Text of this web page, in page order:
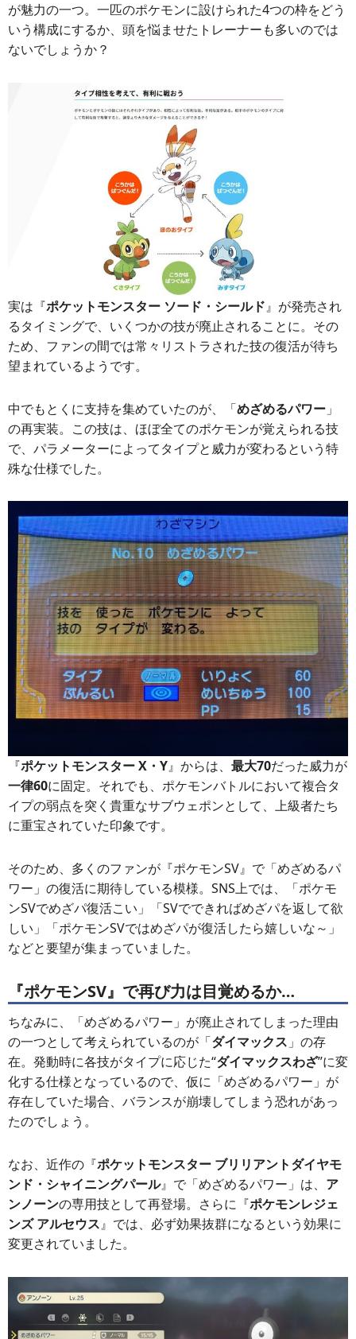
が魅力の一つ。一匹のポケモンに設けられた4つの枠をどう
いう構成にするか、頭を悩ませたトレーナーも多いのでは
ないでしょうか？
実は『ポケットモンスター ソード・シールド』が発売され
るタイミングで、いくつかの技が廃止されることに。その
ため、ファンの間では常々リストラされた技の復活が待ち
望まれているようです。
中でもとくに支持を集めていたのが、「めざめるパワー 」
の再実装。この技は、ほぼ全てのポケモンが覚えられる技
で、パラメーターによってタイプと威力が変わるという特
殊な仕様でした。
『ポケットモンスター X・Y』からは、 最大70だった威力が
一律60に固定。それでも、ポケモンバトルにおいて複合タ
イプの弱点を突く貴重なサブウェポンとして、上級者たち
に重宝されていた印象です。
そのため、多くのファンが『ポケモンSV』で「めざめるパ
ワー」の復活に期待している模様。SNS上では、「ポケモ
ンSVでめざパ復活こい」「SVでできればめざパを返して欲
しい」「ポケモンSVではめざパが復活したら嬉しいな～」
などと要望が集まっていました。
『ポケモンSV』で再び力は目覚めるか…
ちなみに、「めざめるパワー」が廃止されてしまった理由
の一つとして考えられているのが「ダイマックス 」の存
在。発動時に各技がタイプに応じた“ダイマックスわざ”に変
化する仕様となっているので、仮に「めざめるパワー」が
存在していた場合、バランスが崩壊してしまう恐れがあっ
たのでしょう。
なお、近作の『ポケットモンスター ブリリアントダイヤモ
ンド・シャイニングパール』で「めざめるパワー」は、 ア
ンノーンの専用技として再登場。さらに『ポケモンレジェ
ンズ アルセウス』では、必ず効果抜群になるという効果に
変更されていました。